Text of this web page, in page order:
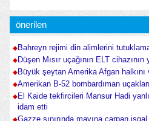
önerilen
Bahreyn rejimi din alimlerini
Düşen Mısır uçağının ELT
Büyük şeytan Amerika Afgan
Amerikan B-52 bombardıman
El Kaide tekfircileri Mansur Hadi
idam etti
Gazze sınırında mayına çarpan